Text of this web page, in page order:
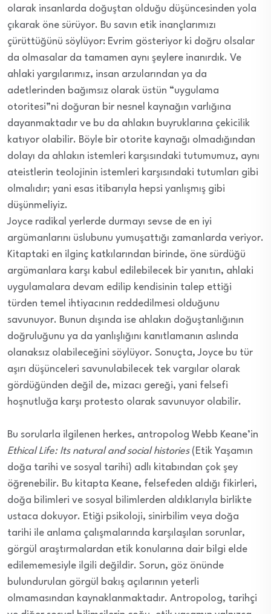
olarak insanlarda doğuştan olduğu düşüncesinden yola
çıkarak öne sürüyor. Bu savın etik inançlarımızı
çürüttüğünü söylüyor: Evrim gösteriyor ki doğru olsalar
da olmasalar da tamamen aynı şeylere inanırdık. Ve
ahlaki yargılarımız, insan arzularından ya da
adetlerinden bağımsız olarak üstün “uygulama
otoritesi”ni doğuran bir nesnel kaynağın varlığına
dayanmaktadır ve bu da ahlakın buyruklarına çekicilik
katıyor olabilir. Böyle bir otorite kaynağı olmadığından
dolayı da ahlakın istemleri karşısındaki tutumumuz, aynı
ateistlerin teolojinin istemleri karşısındaki tutumları gibi
olmalıdır; yani esas itibarıyla hepsi yanlışmış gibi
düşünmeliyiz.
Joyce radikal yerlerde durmayı sevse de en iyi
argümanlarını üslubunu yumuşattığı zamanlarda veriyor.
Kitaptaki en ilginç katkılarından birinde, öne sürdüğü
argümanlara karşı kabul edilebilecek bir yanıtın, ahlaki
uygulamalara devam edilip kendisinin talep ettiği
türden temel ihtiyacının reddedilmesi olduğunu
savunuyor. Bunun dışında ise ahlakın doğuştanlığının
doğruluğunu ya da yanlışlığını kanıtlamanın aslında
olanaksız olabileceğini söylüyor. Sonuçta, Joyce bu tür
aşırı düşünceleri savunulabilecek tek vargılar olarak
gördüğünden değil de, mizacı gereği, yani felsefi
hoşnutluğa karşı protesto olarak savunuyor olabilir.
Bu sorularla ilgilenen herkes, antropolog Webb Keane’in
Ethical Life: Its natural and social histories(Etik Yaşamın
doğa tarihi ve sosyal tarihi) adlı kitabından çok şey
öğrenebilir. Bu kitapta Keane, felsefeden aldığı fikirleri,
doğa bilimleri ve sosyal bilimlerden aldıklarıyla birlikte
ustaca dokuyor. Etiği psikoloji, sinirbilim veya doğa
tarihi ile anlama çalışmalarında karşılaşılan sorunlar,
görgül araştırmalardan etik konularına dair bilgi elde
edilememesiyle ilgili değildir. Sorun, göz önünde
bulundurulan görgül bakış açılarının yeterli
olmamasından kaynaklanmaktadır. Antropolog, tarihçi